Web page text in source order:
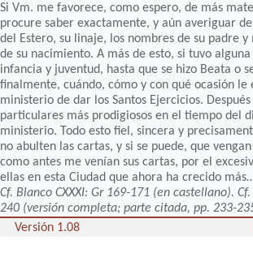
Si Vm. me favorece, como espero, de más
procure saber exactamente, y aún averiguar
del Estero, su linaje, los nombres de su padre
de su nacimiento. A más de esto, si tuvo
infancia y juventud, hasta que se hizo Beata o
finalmente, cuándo, cómo y con qué ocasión le
ministerio de dar los Santos Ejercicios. Después
particulares más prodigiosos en el tiempo del
ministerio. Todo esto fiel, sincera y
no abulten las cartas, y si se puede, que
como antes me venían sus cartas, por el
ellas en esta Ciudad que ahora ha crecido
Cf. Blanco CXXXI: Gr 169-171 (en castellano).
240 (versión completa; parte citada, pp. 233-
Versión 1.08